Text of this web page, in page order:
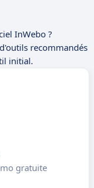
InWebo ?
recommandés
initial.
gratuite